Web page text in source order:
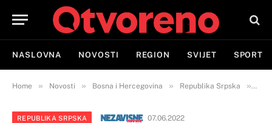
NASLOVNA NOVOSTI REGION SVIJET SPORT
Home » Novosti » Bosna i Hercegovina » Republika Srpska »
REPUBLIKA SRPSKA 07.06.2022